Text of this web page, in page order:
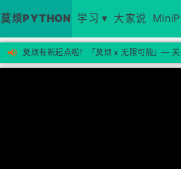
莫烦PYTHON 学习 ▾ 大家说
📢